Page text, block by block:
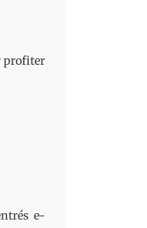
profiter
e-